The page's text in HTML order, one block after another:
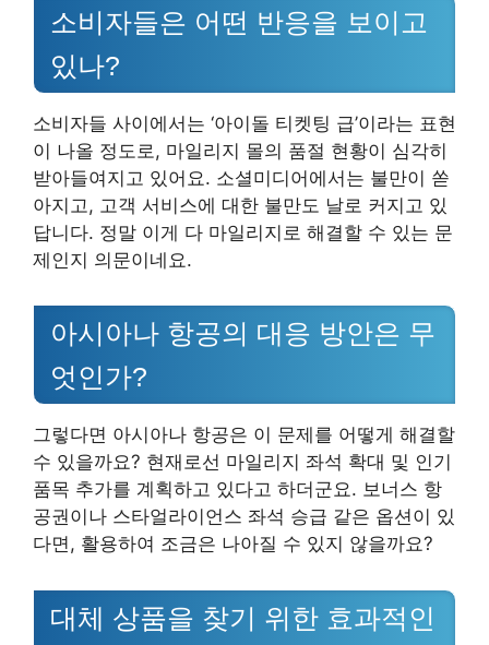
소비자들은 어떤 반응을 보이고
있나?
소비자들 사이에서는 ‘아이돌 티켓팅 급’이라는 표현
이 나올 정도로, 마일리지 몰의 품절 현황이 심각히
받아들여지고 있어요. 소셜미디어에서는 불만이 쏟
아지고, 고객 서비스에 대한 불만도 날로 커지고 있
답니다. 정말 이게 다 마일리지로 해결할 수 있는 문
제인지 의문이네요.
아시아나 항공의 대응 방안은 무
엇인가?
그렇다면 아시아나 항공은 이 문제를 어떻게 해결할
수 있을까요? 현재로선 마일리지 좌석 확대 및 인기
품목 추가를 계획하고 있다고 하더군요. 보너스 항
공권이나 스타얼라이언스 좌석 승급 같은 옵션이 있
다면, 활용하여 조금은 나아질 수 있지 않을까요?
대체 상품을 찾기 위한 효과적인